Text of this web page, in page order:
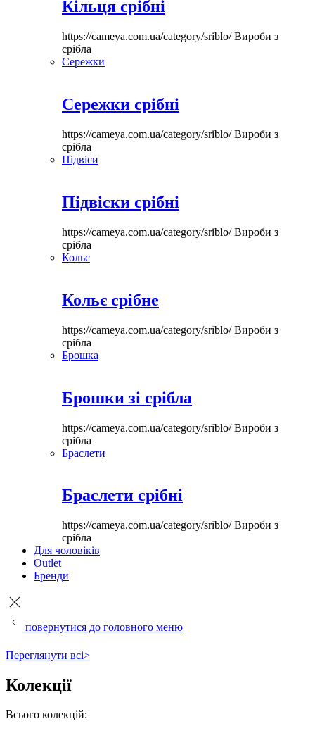
Кільця срібні
https://cameya.com.ua/category/sriblo/Вироби з
срібла
Сережки
Сережки срібні
https://cameya.com.ua/category/sriblo/Вироби з
срібла
Підвіси
Підвіски срібні
https://cameya.com.ua/category/sriblo/Вироби з
срібла
Кольє
Кольє срібне
https://cameya.com.ua/category/sriblo/Вироби з
срібла
Брошка
Брошки зі срібла
https://cameya.com.ua/category/sriblo/Вироби з
срібла
Браслети
Браслети срібні
https://cameya.com.ua/category/sriblo/Вироби з
срібла
Для чоловіків
Outlet
Бренди
повернутися до головного меню
Переглянути всі>
Колекції
Всього колекцій: